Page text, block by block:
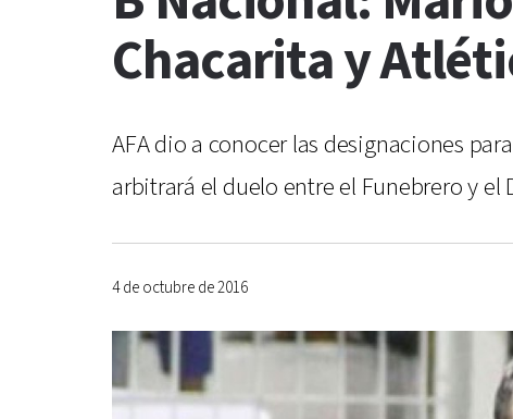
Chacarita y
AFA dio a conocer las designaciones
arbitrará el duelo entre el Funebrero y el
4 de octubre de 2016